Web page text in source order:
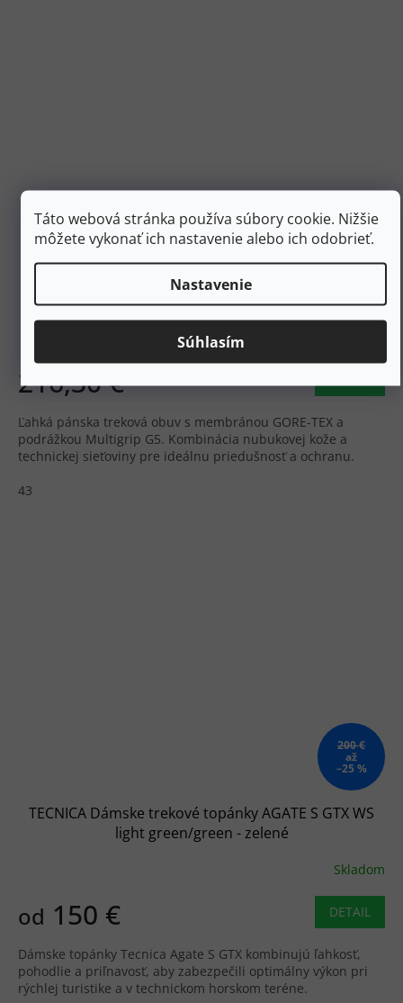
Táto webová stránka používa súbory cookie. Nižšie
môžete vykonať ich nastavenie alebo ich odobrieť.
Nastavenie
Súhlasím
240,40 €
–10 %
MEINDL Pánske trekové topánky TOP TRAIL GTX
loden/orange - green
216,30 €
Ľahká pánska treková obuv s membránou GORE-TEX a
podrážkou Multigrip G5. Kombinácia nubukovej kože a
technickej sieťoviny pre ideálnu priedušnosť a ochranu.
43
200 €
až
–25 %
TECNICA Dámske trekové topánky AGATE S GTX WS
light green/green - zelené
Skladom
od 150 € DETAIL
Dámske topánky Tecnica Agate S GTX kombinujú ľahkosť,
pohodlie a priľnavosť, aby zabezpečili optimálny výkon pri
rýchlej turistike a v technickom horskom teréne.